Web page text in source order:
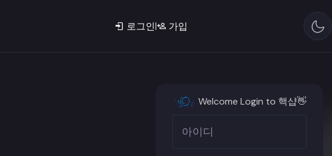
로그인| 가입
Welcome Login to 핵샵👋